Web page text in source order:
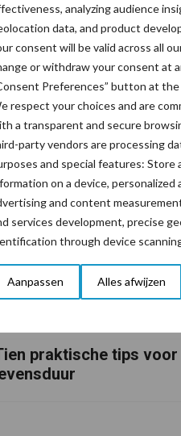
analyzing audience
data, and product
consent will be valid across all
or withdraw your consent at
Preferences” button at
respect your choices and are
a transparent and secure
party vendors are processing
and special features: Store
on a device,
and content
services development, precise
through device
Aanpassen Alles afwijzen
de voeropnamedip
kunt uLevucell SC
contactmet ons op!
praktische tips voor